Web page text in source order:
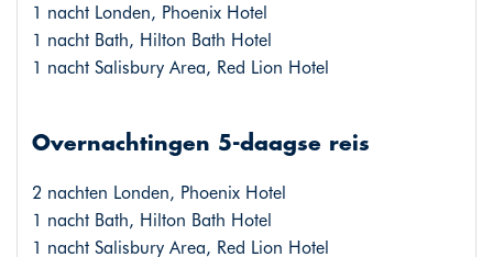
1 nacht Londen, Phoenix Hotel
1 nacht Bath, Hilton Bath Hotel
1 nacht Salisbury Area, Red Lion Hotel
Overnachtingen 5-daagse reis
2 nachten Londen, Phoenix Hotel
1 nacht Bath, Hilton Bath Hotel
1 nacht Salisbury Area, Red Lion Hotel